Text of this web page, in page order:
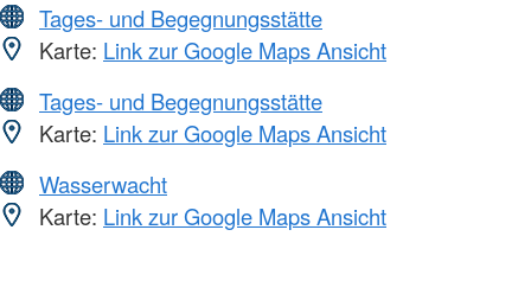
Tages- und Begegnungsstätte
Karte: Link zur Google Maps Ansicht
Tages- und Begegnungsstätte
Karte: Link zur Google Maps Ansicht
Wasserwacht
Karte: Link zur Google Maps Ansicht